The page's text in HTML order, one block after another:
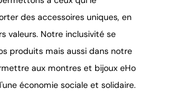
des accessoires uniques, en
valeurs. Notre inclusivité se
produits mais aussi dans notre
aux montres et bijoux eHo
économie sociale et solidaire.